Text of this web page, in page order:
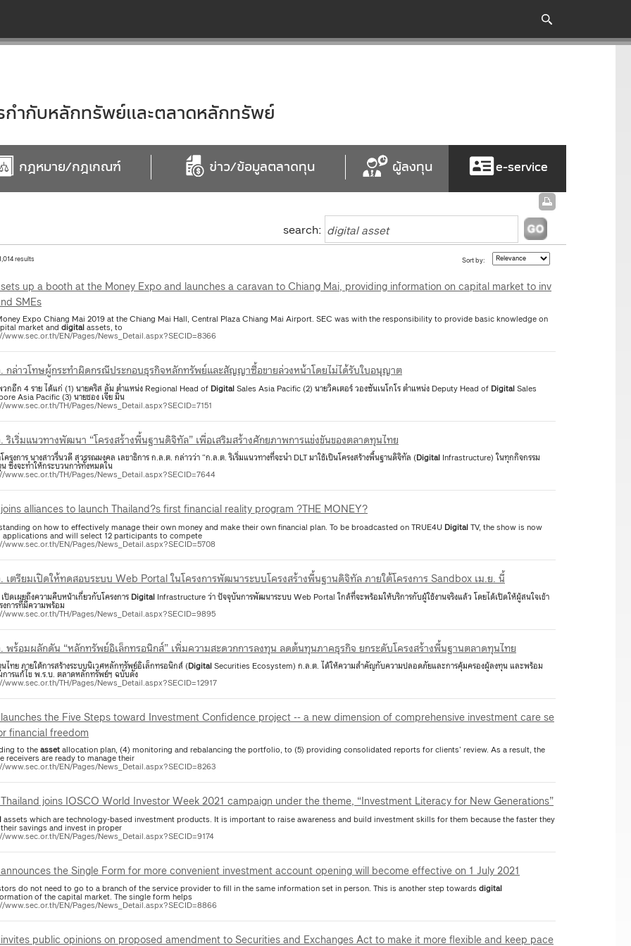
ำกับหลักทรัพย์และตลาดหลักทรัพย์
กฎหมาย/กฎเกณฑ์ ข่าว/ข้อมูลตลาดทุน ผู้ลงทุน e-service
search:
results Sort by:
up a booth at the Money Expo and launches a caravan to Chiang Mai, providing information on capital market to inv
SMEs
Expo Chiang Mai 2019 at the Chiang Mai Hall, Central Plaza Chiang Mai Airport. SEC was with the responsibility to provide basic knowledge on
market and digitalassets, to
www.sec.or.th/EN/Pages/News_Detail.aspx?SECID=8366
ก.ล.ต. กล่าวโทษผู้กระทำผิดกรณีประกอบธุรกิจหลักทรัพย์และสัญญาซื้อขายล่วงหน้าโดยไม่ได้รับใบอนุญาต
กอีก 4 ราย ได้แก่ (1) นายคริส ลัม ตำแหน่ง Regional Head of DigitalSales Asia Pacific (2) นายวิคเตอร์ วองซันเนโกโร ตำแหน่ง Deputy Head of DigitalSales
Asia Pacific (3) นายชอง เจีย มิน
www.sec.or.th/TH/Pages/News_Detail.aspx?SECID=7151
ริเริ่มแนวทางพัฒนา “โครงสร้างพื้นฐานดิจิทัล” เพื่อเสริมสร้างศักยภาพการแข่งขันของตลาดทุนไทย
ครงการ นางสาวรื่นวดี สุวรรณมงคล เลขาธิการ ก.ล.ต. กล่าวว่า “ก.ล.ต. ริเริ่มแนวทางที่จะนำ DLT มาใช้เป็นโครงสร้างพื้นฐานดิจิทัล (Digital Infrastructure) ในทุกกิจกรรม
ซึ่งจะทำให้กระบวนการทั้งหมดใน
www.sec.or.th/TH/Pages/News_Detail.aspx?SECID=7644
alliances to launch Thailand?s first financial reality program ?THE MONEY?
on how to effectively manage their own money and make their own financial plan. To be broadcasted on TRUE4U DigitalTV, the show is now
applications and will select 12 participants to compete
www.sec.or.th/EN/Pages/News_Detail.aspx?SECID=5708
เตรียมเปิดให้ทดสอบระบบ Web Portal ในโครงการพัฒนาระบบโครงสร้างพื้นฐานดิจิทัล ภายใต้โครงการ Sandbox เม.ย. นี้
ปิดเผยถึงความคืบหน้าเกี่ยวกับโครงการ Digital Infrastructure ว่า ปัจจุบันการพัฒนาระบบ Web Portal ใกล้ที่จะพร้อมให้บริการกับผู้ใช้งานจริงแล้ว โดยได้เปิดให้ผู้สนใจเข้า
งการที่มีความพร้อม
www.sec.or.th/TH/Pages/News_Detail.aspx?SECID=9895
พร้อมผลักดัน “หลักทรัพย์อิเล็กทรอนิกส์” เพิ่มความสะดวกการลงทุน ลดต้นทุนภาคธุรกิจ ยกระดับโครงสร้างพื้นฐานตลาดทุนไทย
ไทย ภายใต้การสร้างระบบนิเวศหลักทรัพย์อิเล็กทรอนิกส์ (DigitalSecurities Ecosystem) ก.ล.ต. ได้ให้ความสำคัญกับความปลอดภัยและการคุ้มครองผู้ลงทุน และพร้อม
ารแก้ไข พ.ร.บ. ตลาดหลักทรัพย์ฯ ฉบับดัง
www.sec.or.th/TH/Pages/News_Detail.aspx?SECID=12917
the Five Steps toward Investment Confidence project -- a new dimension of comprehensive investment care se
financial freedom
to theassetallocation plan, (4) monitoring and rebalancing the portfolio, to (5) providing consolidated reports for clients’ review. As a result, the
receivers are ready to manage their
www.sec.or.th/EN/Pages/News_Detail.aspx?SECID=8263
joins IOSCO World Investor Week 2021 campaign under the theme, “Investment Literacy for New Generations”
assets which are technology-based investment products. It is important to raise awareness and build investment skills for them because the faster they
savings and invest in proper
www.sec.or.th/EN/Pages/News_Detail.aspx?SECID=9174
the Single Form for more convenient investment account opening will become effective on 1 July 2021
do not need to go to a branch of the service provider to fill in the same information set in person. This is another step towards digital
of the capital market. The single form helps
www.sec.or.th/EN/Pages/News_Detail.aspx?SECID=8866
public opinions on proposed amendment to Securities and Exchanges Act to make it more flexible and keep pace